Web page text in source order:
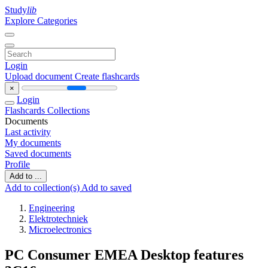
Studylib
Explore Categories
Login
Upload document Create flashcards
×
Login
Flashcards Collections
Documents
Last activity
My documents
Saved documents
Profile
Add to ...
Add to collection(s) Add to saved
Engineering
Elektrotechniek
Microelectronics
PC Consumer EMEA Desktop features